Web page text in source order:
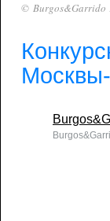
© Burgos&Garrido